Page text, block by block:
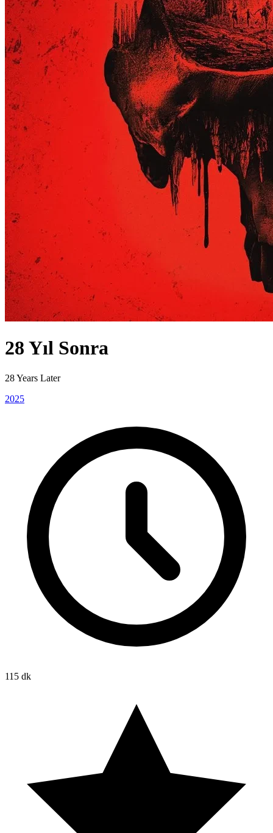
28 Yıl Sonra
28 Years Later
2025
115 dk